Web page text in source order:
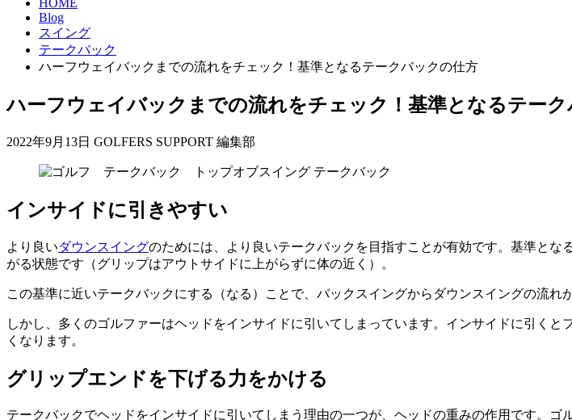
HOME
Blog
スイング
テークバック
ハーフウェイバックまでの流れをチェック！基準となるテークバックの仕方
ハーフウェイバックまでの流れをチェック！基準となるテー
2022年9月13日 GOLFERS SUPPORT 編集部
テークバック
インサイドに引きやすい
より良いダウンスイングのためには、より良いテークバックを目指すことが有効です。基準とな
がる状態です（グリップはアウトサイドに上がらずに体の近く）。
この基準に近いテークバックにする（なる）ことで、バックスイングからダウンスイングの流れ
しかし、多くのゴルファーはヘッドをインサイドに引いてしまっています。インサイドに引く
くなります。
グリップエンドを下げる力をかける
テークバックでヘッドをインサイドに引いてしまう理由の一つが、ヘッドの重みの作用です。